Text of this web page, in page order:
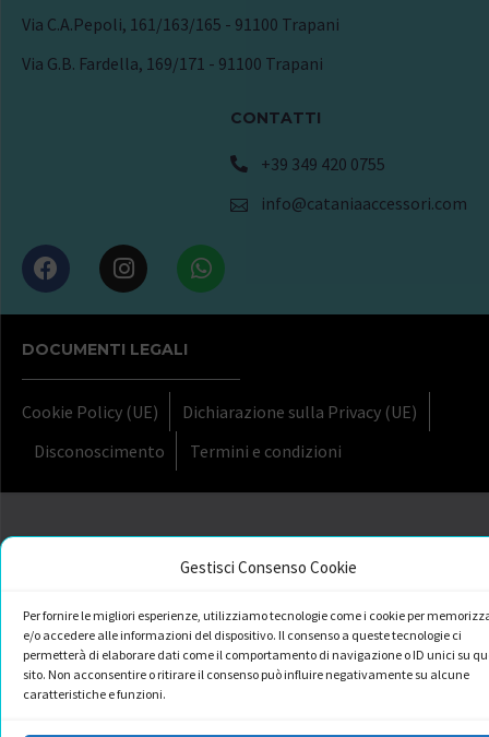
Gestisci Consenso Cookie
Per fornire le migliori esperienze, utilizziamo tecnologie come i cookie per
e/o accedere alle informazioni del dispositivo. Il consenso a queste tecnologie ci
permetterà di elaborare dati come il comportamento di navigazione o ID unici su
sito. Non acconsentire o ritirare il consenso può influire negativamente su alcune
caratteristiche e funzioni.
Via C.A.Pepoli, 161/163/165 - 91100 Trapani
Via G.B. Fardella, 169/171 - 91100 Trapani
CONTATTI
+39 349 420 0755
info@cataniaaccessori.com
DOCUMENTI LEGALI
Cookie Policy (UE)
Dichiarazione sulla Privacy (UE)
Disconoscimento
Termini e condizioni